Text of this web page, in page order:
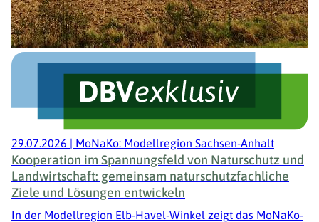
29.07.2026 | MoNaKo: Modellregion Sachsen-Anhalt
Kooperation im Spannungsfeld von Naturschutz und
Landwirtschaft: gemeinsam naturschutzfachliche
Ziele und Lösungen entwickeln
In der Modellregion Elb-Havel-Winkel zeigt das MoNaKo-